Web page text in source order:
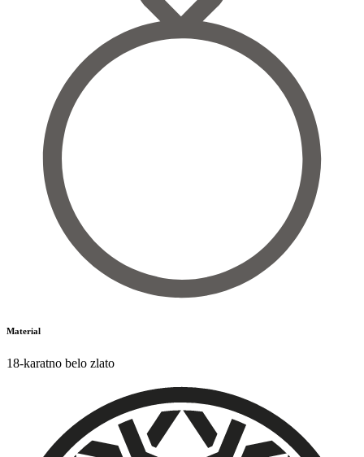
Material
18-karatno belo zlato